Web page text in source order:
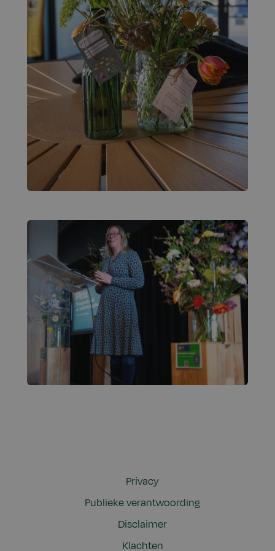
Privacy
Publieke verantwoording
Disclaimer
Klachten